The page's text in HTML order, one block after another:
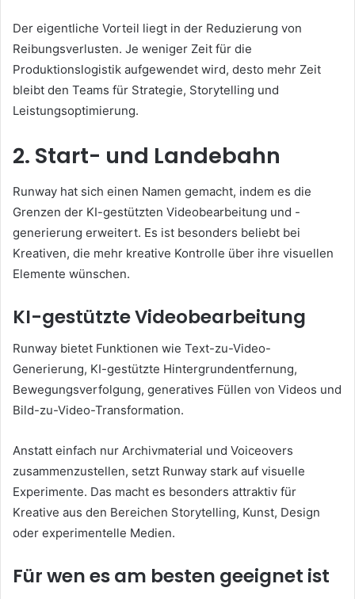
Der eigentliche Vorteil liegt in der Reduzierung von
Reibungsverlusten. Je weniger Zeit für die
Produktionslogistik aufgewendet wird, desto mehr Zeit
bleibt den Teams für Strategie, Storytelling und
Leistungsoptimierung.
2. Start- und Landebahn
Runway hat sich einen Namen gemacht, indem es die
Grenzen der KI-gestützten Videobearbeitung und -
generierung erweitert. Es ist besonders beliebt bei
Kreativen, die mehr kreative Kontrolle über ihre visuellen
Elemente wünschen.
KI-gestützte Videobearbeitung
Runway bietet Funktionen wie Text-zu-Video-
Generierung, KI-gestützte Hintergrundentfernung,
Bewegungsverfolgung, generatives Füllen von Videos und
Bild-zu-Video-Transformation.
Anstatt einfach nur Archivmaterial und Voiceovers
zusammenzustellen, setzt Runway stark auf visuelle
Experimente. Das macht es besonders attraktiv für
Kreative aus den Bereichen Storytelling, Kunst, Design
oder experimentelle Medien.
Für wen es am besten geeignet ist